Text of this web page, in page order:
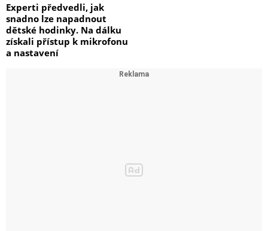
Experti předvedli, jak
snadno lze napadnout
dětské hodinky. Na dálku
získali přístup k mikrofonu
a nastavení